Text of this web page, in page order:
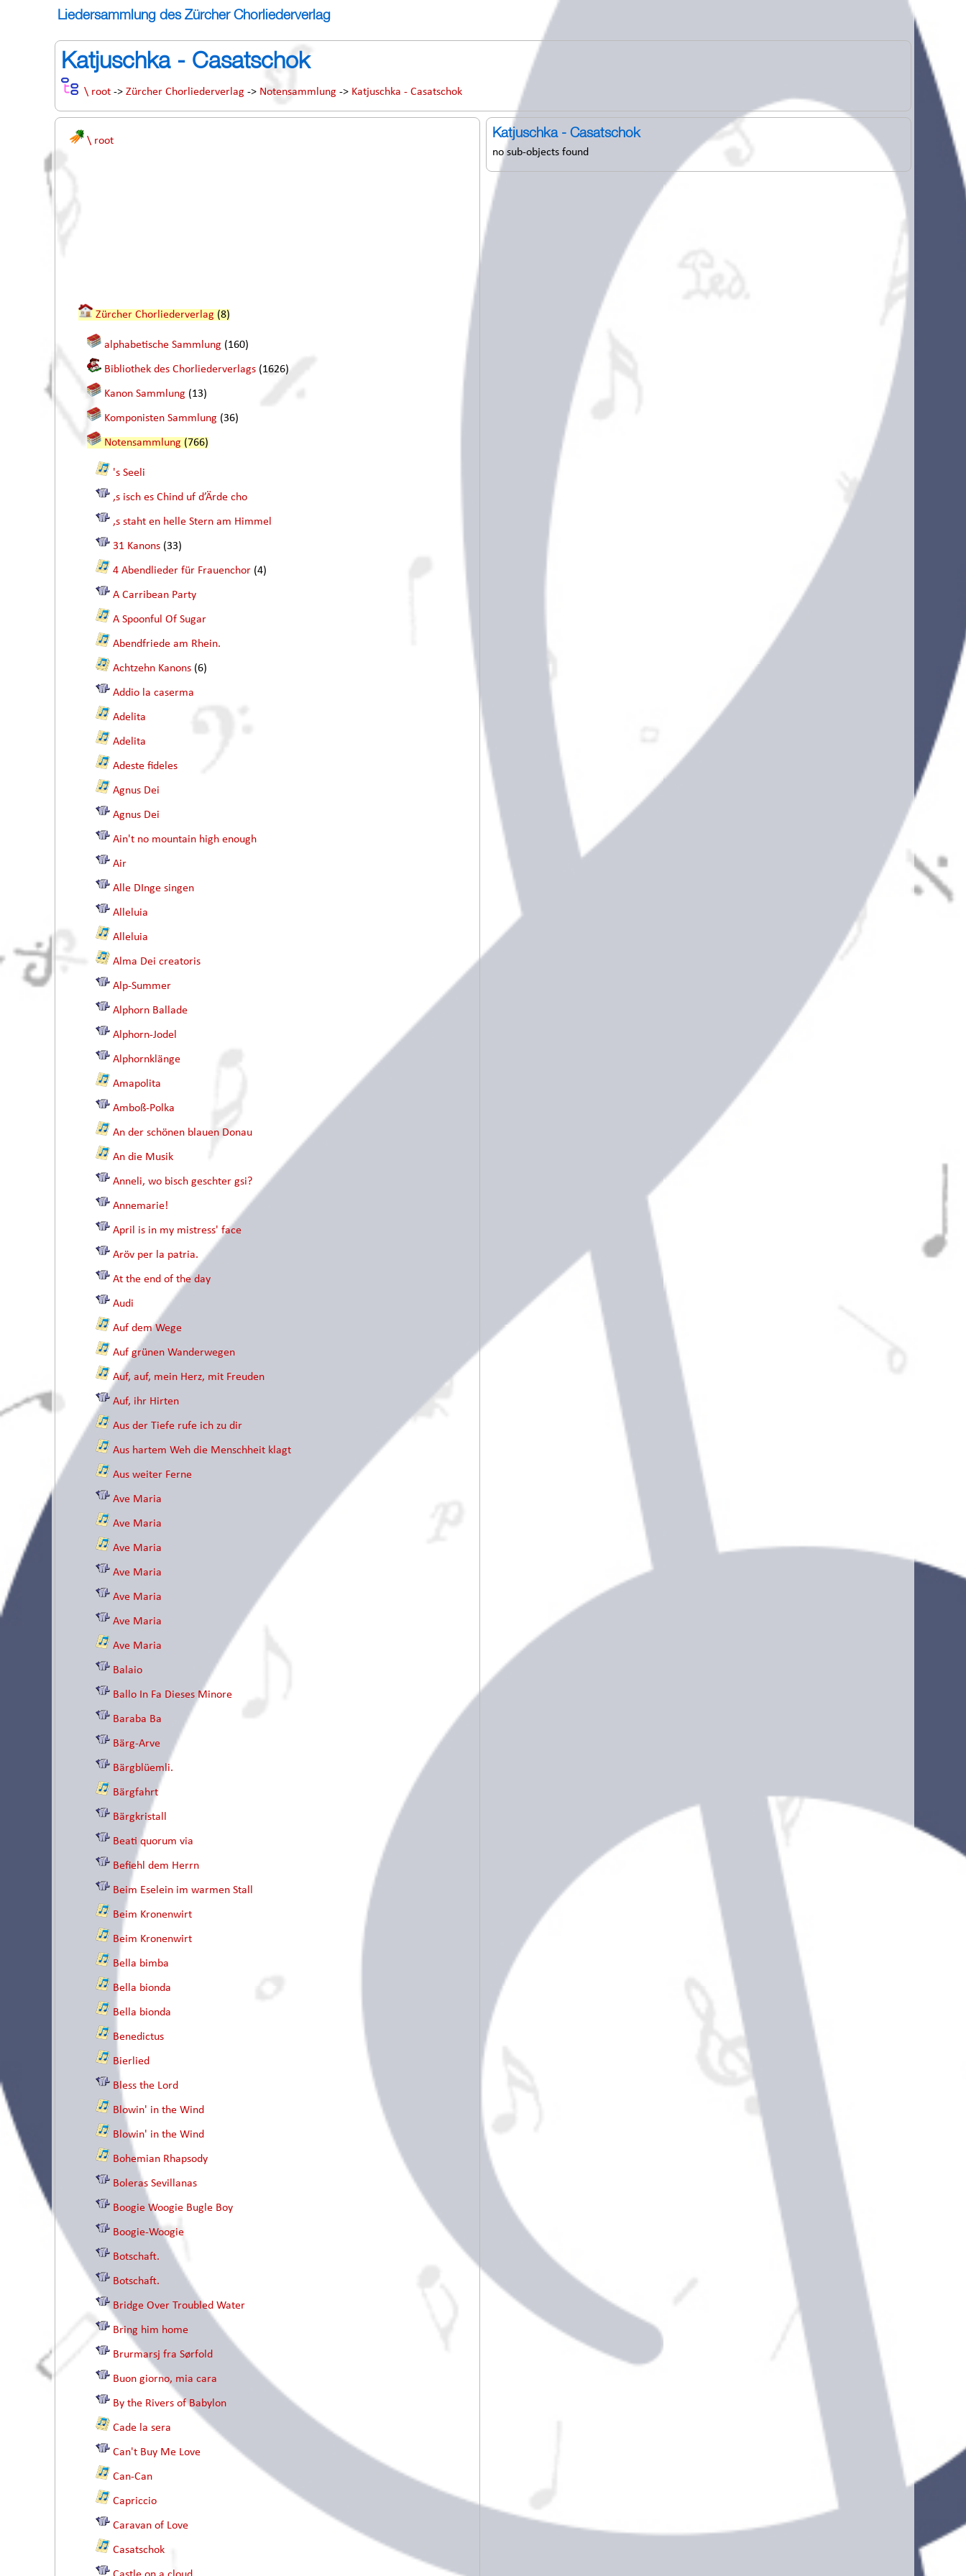
Liedersammlung des Zürcher Chorliederverlag
Katjuschka - Casatschok
\ root -> Zürcher Chorliederverlag -> Notensammlung -> Katjuschka - Casatschok
\ root
Zürcher Chorliederverlag (8)
alphabetische Sammlung (160)
Bibliothek des Chorliederverlags (1626)
Kanon Sammlung (13)
Komponisten Sammlung (36)
Notensammlung (766)
's Seeli
,s isch es Chind uf d’Ärde cho
,s staht en helle Stern am Himmel
31 Kanons (33)
4 Abendlieder für Frauenchor (4)
A Carribean Party
A Spoonful Of Sugar
Abendfriede am Rhein.
Achtzehn Kanons (6)
Addio la caserma
Adelita
Adelita
Adeste fideles
Agnus Dei
Agnus Dei
Ain't no mountain high enough
Air
Alle DInge singen
Alleluia
Alleluia
Alma Dei creatoris
Alp-Summer
Alphorn Ballade
Alphorn-Jodel
Alphornklänge
Amapolita
Amboß-Polka
An der schönen blauen Donau
An die Musik
Anneli, wo bisch geschter gsi?
Annemarie!
April is in my mistress' face
Aröv per la patria.
At the end of the day
Audi
Auf dem Wege
Auf grünen Wanderwegen
Auf, auf, mein Herz, mit Freuden
Auf, ihr Hirten
Aus der Tiefe rufe ich zu dir
Aus hartem Weh die Menschheit klagt
Aus weiter Ferne
Ave Maria
Ave Maria
Ave Maria
Ave Maria
Ave Maria
Ave Maria
Ave Maria
Balaio
Ballo In Fa Dieses Minore
Baraba Ba
Bärg-Arve
Bärgblüemli.
Bärgfahrt
Bärgkristall
Beati quorum via
Befiehl dem Herrn
Beim Eselein im warmen Stall
Beim Kronenwirt
Beim Kronenwirt
Bella bimba
Bella bionda
Bella bionda
Benedictus
Bierlied
Bless the Lord
Blowin' in the Wind
Blowin' in the Wind
Bohemian Rhapsody
Boleras Sevillanas
Boogie Woogie Bugle Boy
Boogie-Woogie
Botschaft.
Botschaft.
Bridge Over Troubled Water
Bring him home
Brurmarsj fra Sørfold
Buon giorno, mia cara
By the Rivers of Babylon
Cade la sera
Can't Buy Me Love
Can-Can
Capriccio
Caravan of Love
Casatschok
Katjuschka - Casatschok
no sub-objects found